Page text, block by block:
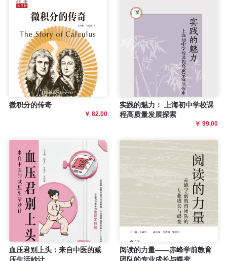
微积分的传奇
￥ 82.00
实践的魅力： 上海初中学校课
程高质量发展探索
￥ 99.00
血压君别上头：来自中医的减
阅读的力量——赤峰学前教育